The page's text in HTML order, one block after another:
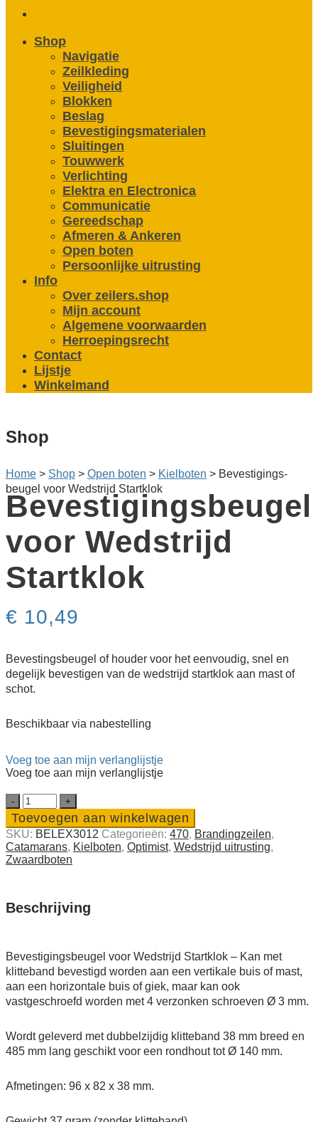
Shop
Navigatie
Zeilkleding
Veiligheid
Blokken
Beslag
Bevestigings­­materialen
Sluitingen
Touwwerk
Verlichting
Elektra en Electronica
Communicatie
Gereedschap
Afmeren & Ankeren
Open boten
Persoonlijke uitrusting
Info
Over zeilers.shop
Mijn account
Algemene voorwaarden
Herroepingsrecht
Contact
Lijstje
Winkelmand
Shop
Home > Shop > Open boten > Kielboten > Bevestigings­
beugel voor Wedstrijd Startklok
Bevestigings­beugel
voor Wedstrijd
Startklok
€ 10,49
Bevestingsbeugel of houder voor het eenvoudig, snel en
degelijk bevestigen van de wedstrijd startklok aan mast of
schot.
Beschikbaar via nabestelling
Voeg toe aan mijn verlanglijstje
Voeg toe aan mijn verlanglijstje
Bevestigings­
beugel
voor
Wedstrijd
Startklok
quantity
Toevoegen aan winkelwagen
SKU: BELEX3012 Categorieën: 470, Branding­­­zeilen,
Catamarans, Kielboten, Optimist, Wedstrijd uitrusting,
Zwaard­boten
Beschrijving
Bevestigingsbeugel voor Wedstrijd Startklok – Kan met
klitteband bevestigd worden aan een vertikale buis of mast,
aan een horizontale buis of giek, maar kan ook
vastgeschroefd worden met 4 verzonken schroeven Ø 3 mm.
Wordt geleverd met dubbelzijdig klitteband 38 mm breed en
485 mm lang geschikt voor een rondhout tot Ø 140 mm.
Afmetingen: 96 x 82 x 38 mm.